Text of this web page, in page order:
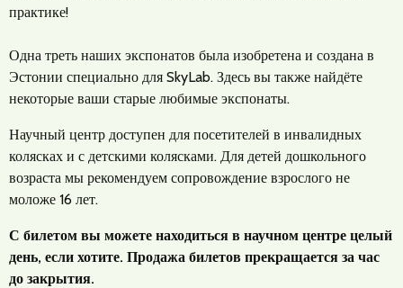
практике!
Одна треть наших экспонатов была изобретена и создана в
Эстонии специально для SkyLab. Здесь вы также найдёте
некоторые ваши старые любимые экспонаты.
Научный центр доступен для посетителей в инвалидных
колясках и с детскими колясками. Для детей дошкольного
возраста мы рекомендуем сопровождение взрослого не
моложе 16 лет.
С билетом вы можете находиться в научном центре целый
день, если хотите. Продажа билетов прекращается за час
до закрытия.